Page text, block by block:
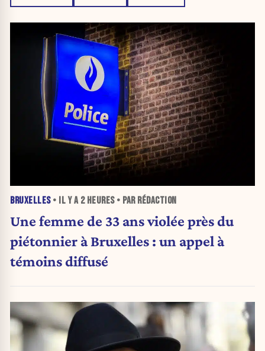
BRUXELLES• IL Y A 2 HEURES• PAR RÉDACTION
Une femme de 33 ans violée près du
piétonnier à Bruxelles : un appel à
témoins diffusé